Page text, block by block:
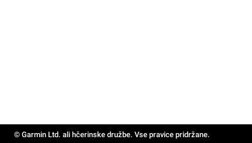
© Garmin Ltd. ali hčerinske družbe. Vse pravice pridržane.